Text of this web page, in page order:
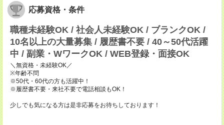
応募資格・条件
職種未経験OK / 社会人未経験OK / ブランクOK /
10名以上の大量募集 / 履歴書不要 / 40～50代活躍
中 / 副業・WワークOK / WEB登録・面接OK
＼無資格・未経験OK／
※年齢不問
※50代・60代の方も活躍中！
※履歴書不要・来社不要で電話相談もOK！
少しでも気になる方は是非応募をお待ちしております！